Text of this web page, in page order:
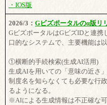
・IOS版
2026/3： Gビズポータルのα版リ
GビズポータルはGビズIDと連
口的なシステムで、主要機能は以
①横断的手続検索(生成AI活用)
生成AIを用いての「意味の近さ
制度名を知らなくても必要な行
るようになる。
※AIによる生成情報は不正確な